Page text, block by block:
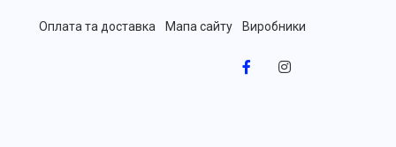
Оплата та доставка Мапа сайту Виробники